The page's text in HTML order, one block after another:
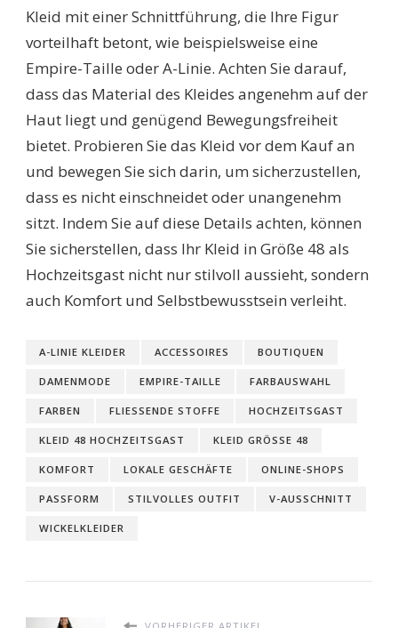
Kleid mit einer Schnittführung, die Ihre Figur
vorteilhaft betont, wie beispielsweise eine
Empire-Taille oder A-Linie. Achten Sie darauf,
dass das Material des Kleides angenehm auf der
Haut liegt und genügend Bewegungsfreiheit
bietet. Probieren Sie das Kleid vor dem Kauf an
und bewegen Sie sich darin, um sicherzustellen,
dass es nicht einschneidet oder unangenehm
sitzt. Indem Sie auf diese Details achten, können
Sie sicherstellen, dass Ihr Kleid in Größe 48 als
Hochzeitsgast nicht nur stilvoll aussieht, sondern
auch Komfort und Selbstbewusstsein verleiht.
A-LINIE KLEIDER ACCESSOIRES BOUTIQUEN
DAMENMODE EMPIRE-TAILLE FARBAUSWAHL
FARBEN FLIESSENDE STOFFE HOCHZEITSGAST
KLEID 48 HOCHZEITSGAST KLEID GRÖSSE 48
KOMFORT LOKALE GESCHÄFTE ONLINE-SHOPS
PASSFORM STILVOLLES OUTFIT V-AUSSCHNITT
WICKELKLEIDER